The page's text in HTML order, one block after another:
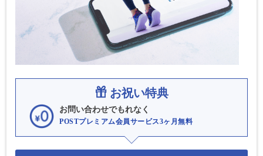
お祝い特典
お問い合わせでもれなく
POSTプレミアム会員サービス3ヶ月無料